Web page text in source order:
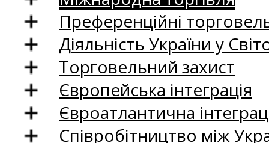
Преференційні
Діяльність України у
Торговельний захист
Європейська інтеграція
Євроатлантична
Співробітництво між